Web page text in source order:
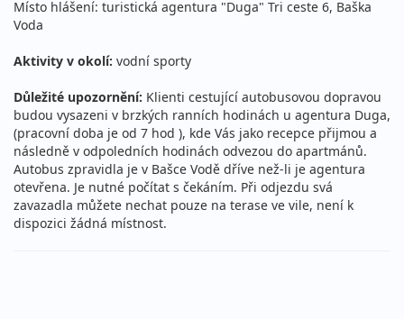
Místo hlášení: turistická agentura "Duga" Tri ceste 6, Baška
Voda
Aktivity v okolí: vodní sporty
Důležité upozornění: Klienti cestující autobusovou dopravou
budou vysazeni v brzkých ranních hodinách u agentura Duga,
(pracovní doba je od 7 hod ), kde Vás jako recepce přijmou a
následně v odpoledních hodinách odvezou do apartmánů.
Autobus zpravidla je v Bašce Vodě dříve než-li je agentura
otevřena. Je nutné počítat s čekáním. Při odjezdu svá
zavazadla můžete nechat pouze na terase ve vile, není k
dispozici žádná místnost.